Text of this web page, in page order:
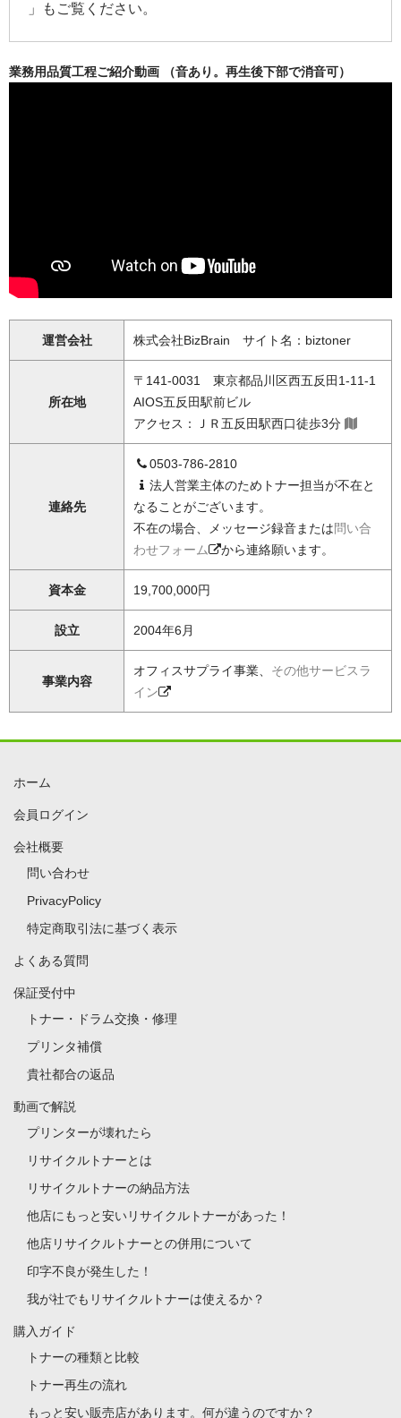
」もご覧ください。
業務用品質工程ご紹介動画 （音あり。再生後下部で消音可）
運営会社 株式会社BizBrain サイト名：biztoner
所在地
〒141-0031 東京都品川区西五反田1-11-1
AIOS五反田駅前ビル
アクセス：ＪＲ五反田駅西口徒歩3分
連絡先
0503-786-2810
法人営業主体のためトナー担当が不在と
なることがございます。
不在の場合、メッセージ録音または問い合
わせフォーム
から連絡願います。
資本金 19,700,000円
設立 2004年6月
事業内容
オフィスサプライ事業、 その他サービスラ
イン
ホーム
会員ログイン
会社概要
問い合わせ
PrivacyPolicy
特定商取引法に基づく表示
よくある質問
保証受付中
トナー・ドラム交換・修理
プリンタ補償
貴社都合の返品
動画で解説
プリンターが壊れたら
リサイクルトナーとは
リサイクルトナーの納品方法
他店にもっと安いリサイクルトナーがあった！
他店リサイクルトナーとの併用について
印字不良が発生した！
我が社でもリサイクルトナーは使えるか？
購入ガイド
トナーの種類と比較
トナー再生の流れ
もっと安い販売店があります。何が違うのですか？